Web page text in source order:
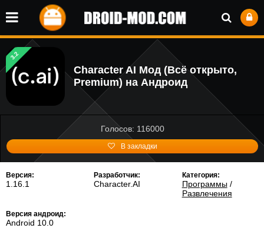
3.2
Character AI Мод (Всё открыто,
Premium) на Андроид
Голосов: 116000
В закладки
Версия:
1.16.1
Разработчик:
Character.AI
Категория:
Программы/
Развлечения
Версия андроид:
Android 10.0